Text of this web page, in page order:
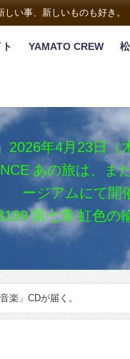
い事、新しいものも好き。
YAMATO CREW
2026年4月23日（
あの旅は、ま
ージアムにて
第七章 虹色
楽」CDが届く。